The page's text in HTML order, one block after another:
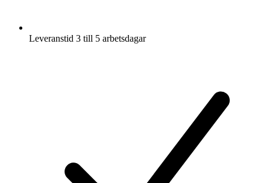
Leveranstid 3 till 5 arbetsdagar